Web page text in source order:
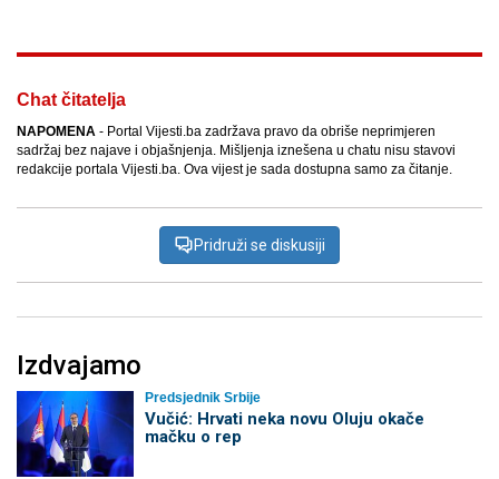
Chat čitatelja
NAPOMENA - Portal Vijesti.ba zadržava pravo da obriše neprimjeren
sadržaj bez najave i objašnjenja. Mišljenja iznešena u chatu nisu stavovi
redakcije portala Vijesti.ba. Ova vijest je sada dostupna samo za čitanje.
Pridruži se diskusiji
Izdvajamo
Predsjednik Srbije
Vučić: Hrvati neka novu Oluju okače
mačku o rep